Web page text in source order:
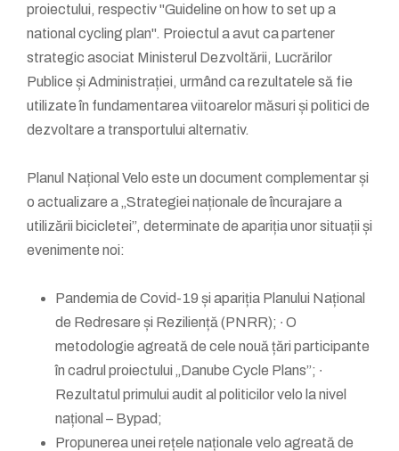
proiectului, respectiv "Guideline on how to set up a
national cycling plan". Proiectul a avut ca partener
strategic asociat Ministerul Dezvoltării, Lucrărilor
Publice și Administrației, urmând ca rezultatele să fie
utilizate în fundamentarea viitoarelor măsuri și politici de
dezvoltare a transportului alternativ.
Planul Național Velo este un document complementar și
o actualizare a „Strategiei naționale de încurajare a
utilizării bicicletei”, determinate de apariția unor situații și
evenimente noi:
Pandemia de Covid-19 și apariția Planului Național
de Redresare și Reziliență (PNRR); ∙ O
metodologie agreată de cele nouă țări participante
în cadrul proiectului „Danube Cycle Plans”; ∙
Rezultatul primului audit al politicilor velo la nivel
național – Bypad;
Propunerea unei rețele naționale velo agreată de